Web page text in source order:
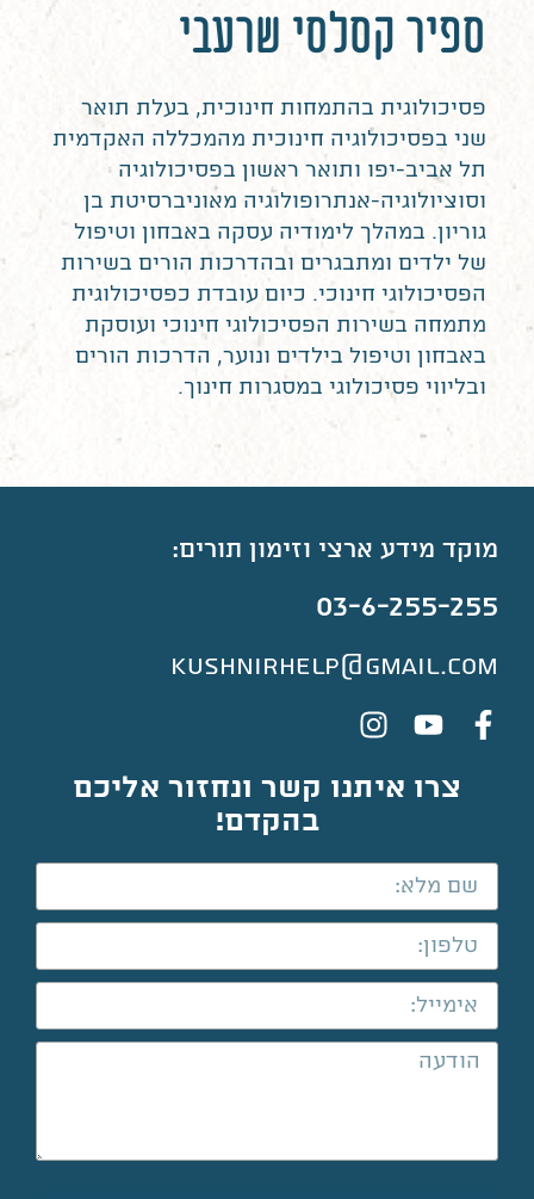
ספיר קסלסי שרעבי
פסיכולוגית בהתמחות חינוכית, בעלת תואר
שני בפסיכולוגיה חינוכית מהמכללה האקדמית
תל אביב-יפו ותואר ראשון בפסיכולוגיה
וסוציולוגיה-אנתרופולוגיה מאוניברסיטת בן
גוריון. במהלך לימודיה עסקה באבחון וטיפול
של ילדים ומתבגרים ובהדרכות הורים בשירות
הפסיכולוגי חינוכי. כיום עובדת כפסיכולוגית
מתמחה בשירות הפסיכולוגי חינוכי ועוסקת
באבחון וטיפול בילדים ונוער, הדרכות הורים
ובליווי פסיכולוגי במסגרות חינוך.
מוקד מידע ארצי וזימון תורים:
03-6-255-255
kushnirhelp@gmail.com
צרו איתנו קשר ונחזור אליכם
בהקדם!